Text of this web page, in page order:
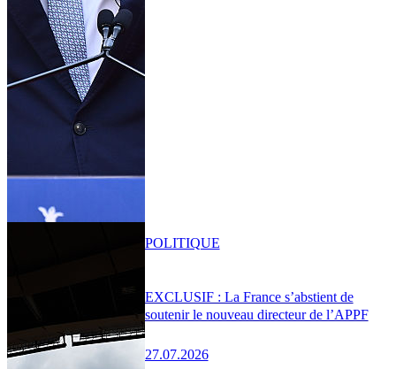
EXCLUSIF : La France s’abstient de
soutenir le nouveau directeur de l’APPF
27.07.2026
POLITIQUE